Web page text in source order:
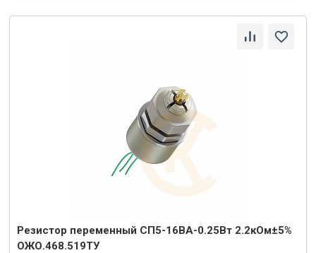
Резистор переменный СП5-16ВА-0.25Вт 2.2кОм±5%
ОЖО.468.519ТУ